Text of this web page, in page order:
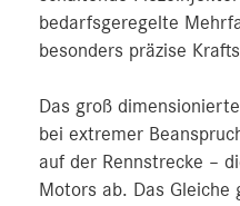
bedarfsgeregelte
besonders präzise
Das groß
bei extremer
auf der Rennstrecke –
Motors ab. Das Gleiche